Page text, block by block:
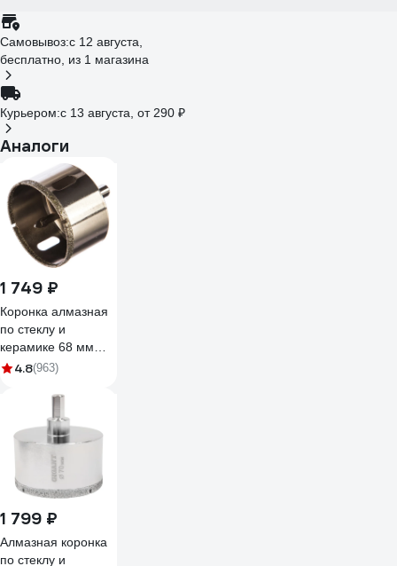
Самовывоз:c 12 августа,
бесплатно , из 1 магазина
Курьером:c 13 августа, от 290 ₽
Аналоги
1 749 ₽
Коронка алмазная
по стеклу и
керамике 68 мм
Gigant DBG 11077
4.8(963)
1 799 ₽
Алмазная коронка
по стеклу и